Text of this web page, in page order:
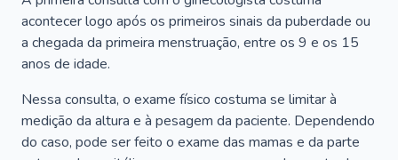
acontecer logo após os primeiros sinais da puberdade ou
a chegada da primeira menstruação, entre os 9 e os 15
anos de idade.
Nessa consulta, o exame físico costuma se limitar à
medição da altura e à pesagem da paciente. Dependendo
do caso, pode ser feito o exame das mamas e da parte